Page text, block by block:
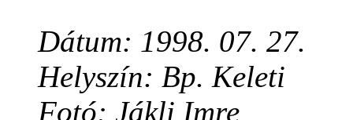
Dátum: 1998. 07. 27.
Helyszín: Bp. Keleti
Fotó: Jákli Imre